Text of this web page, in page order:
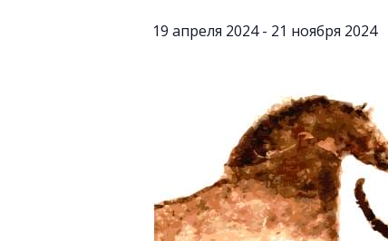
19 апреля 2024- 21 ноября 2024